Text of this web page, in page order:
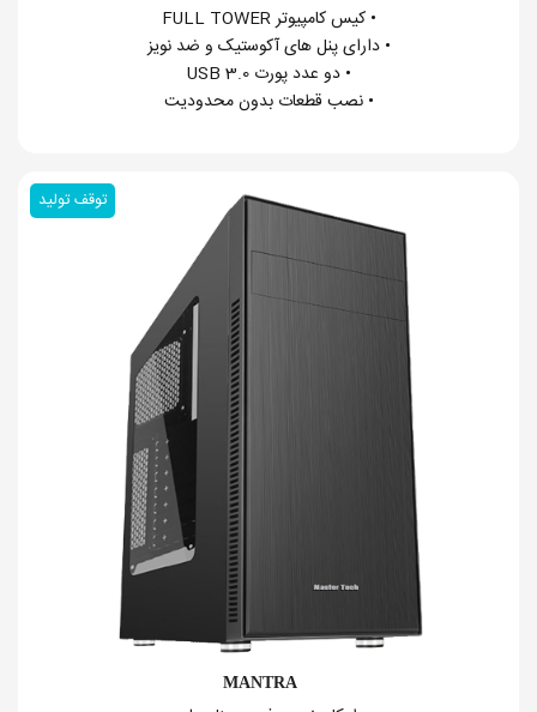
• کیس کامپیوتر FULL TOWER
• دارای پنل های آکوستیک و ضد نویز
• دو عدد پورت USB 3.0
• نصب قطعات بدون محدودیت
توقف تولید
MANTRA